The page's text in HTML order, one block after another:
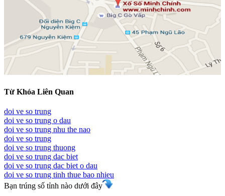
Từ Khóa Liên Quan
doi ve so trung
doi ve so trung o dau
doi ve so trung nhu the nao
doi ve so trung
doi ve so trung thuong
doi ve so trung dac biet
doi ve so trung dac biet o dau
doi ve so trung tinh thue bao nhieu
Bạn trúng số tỉnh nào dưới đây